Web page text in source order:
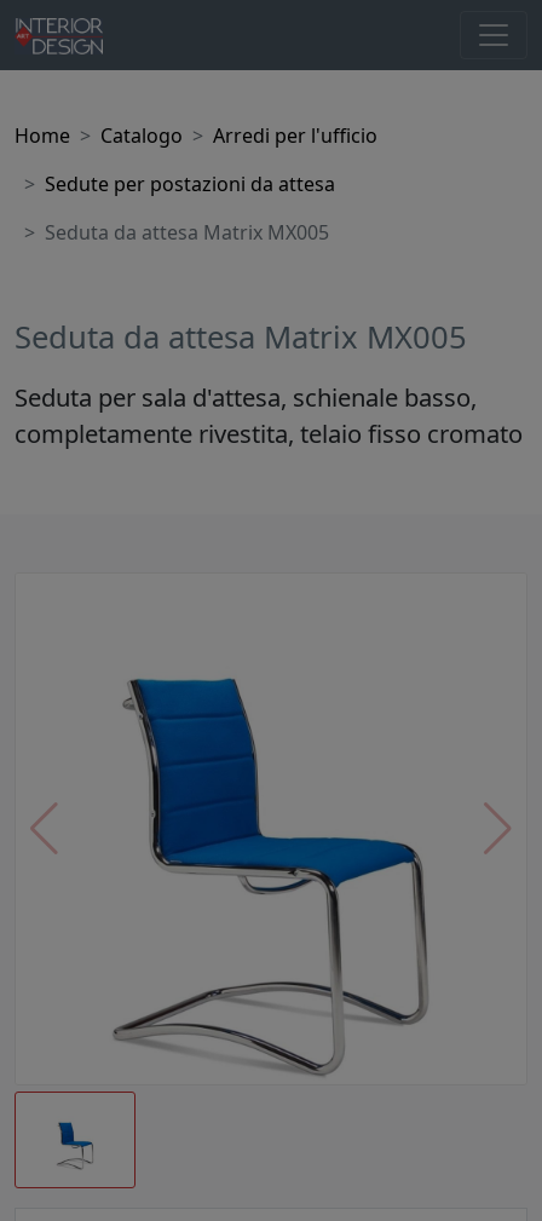
Home Catalogo
Arredi per l'ufficio
Sedute per postazioni da attesa
Seduta da attesa Matrix MX005
Seduta da attesa Matrix MX005
Seduta per sala d'attesa, schienale basso,
completamente rivestita, telaio fisso cromato